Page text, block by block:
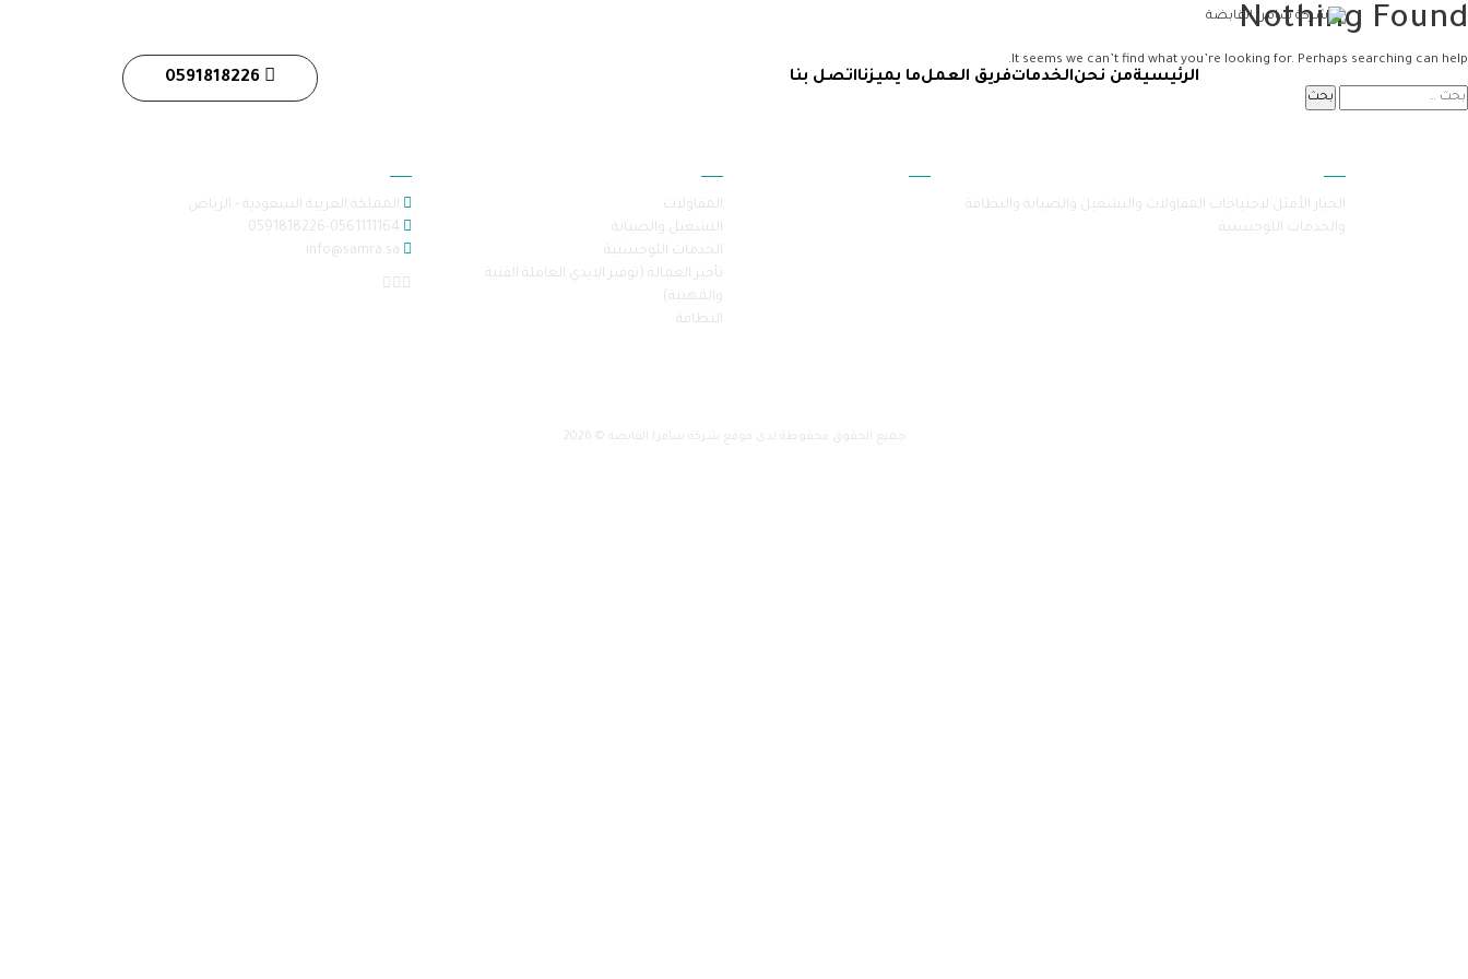
الرئيسيةمن نحنالخدماتفريق العملما يميزنااتصل بنا 0591818226
Nothing Found
It seems we can’t find what you’re looking for. Perhaps searching can help.
الخيار الأمثل لاحتياجات المقاولات والتشغيل والصيانة والنظافة
والخدمات اللوجستية
المقاولات
التشغيل والصيانة
الخدمات اللوجستية
تأجير العمالة (توفير الايدي العاملة الفنية
والمهنية)
النظافة
المملكة العربية السعودية - الرياض
info@samra.sa
جميع الحقوق محفوظة لدى موقع شركة سامرا القابضة © 2026